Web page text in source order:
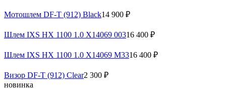
Мотошлем DF-T (912) Black14 900 ₽
Шлем IXS HX 1100 1.0 X14069 00316 400 ₽
Шлем IXS HX 1100 1.0 X14069 M3316 400 ₽
Визор DF-T (912) Clear2 300 ₽
новинка